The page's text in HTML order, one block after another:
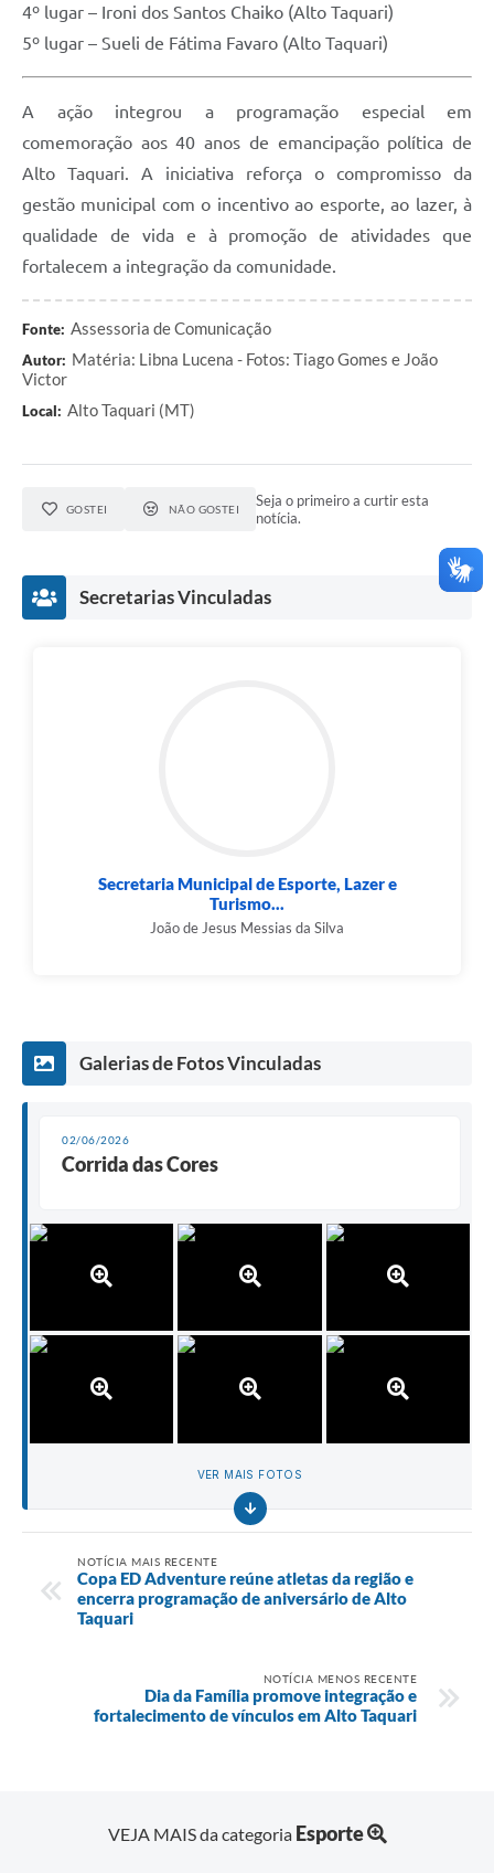
4º lugar – Ironi dos Santos Chaiko (Alto Taquari)
5º lugar – Sueli de Fátima Favaro (Alto Taquari)
A ação integrou a programação especial em
comemoração aos 40 anos de emancipação política de
Alto Taquari. A iniciativa reforça o compromisso da
gestão municipal com o incentivo ao esporte, ao lazer, à
qualidade de vida e à promoção de atividades que
fortalecem a integração da comunidade.
Fonte: Assessoria de Comunicação
Autor: Matéria: Libna Lucena - Fotos: Tiago Gomes e João
Victor
Local: Alto Taquari (MT)
GOSTEI NÃO GOSTEI
Seja o primeiro a curtir esta
notícia.
Secretarias Vinculadas
Secretaria Municipal de Esporte, Lazer e
Turismo...
João de Jesus Messias da Silva
Galerias de Fotos Vinculadas
02/06/2026
Corrida das Cores
VER MAIS FOTOS
NOTÍCIA MAIS RECENTE
Copa ED Adventure reúne atletas da região e
encerra programação de aniversário de Alto
Taquari
NOTÍCIA MENOS RECENTE
Dia da Família promove integração e
fortalecimento de vínculos em Alto Taquari
VEJA MAIS da categoria Esporte